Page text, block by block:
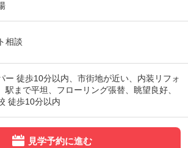
相談
ー 徒歩10分以内、市街地が近い、内装リフォ
駅まで平坦、フローリング張替、眺望良好、
徒歩10分以内
見学予約に進む